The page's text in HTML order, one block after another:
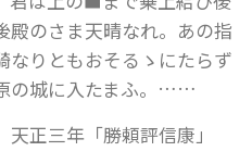
殿のさま天晴なれ。あの指
なりともおそるゝにたらず
の城に入たまふ。……
正三年「勝頼評信康」